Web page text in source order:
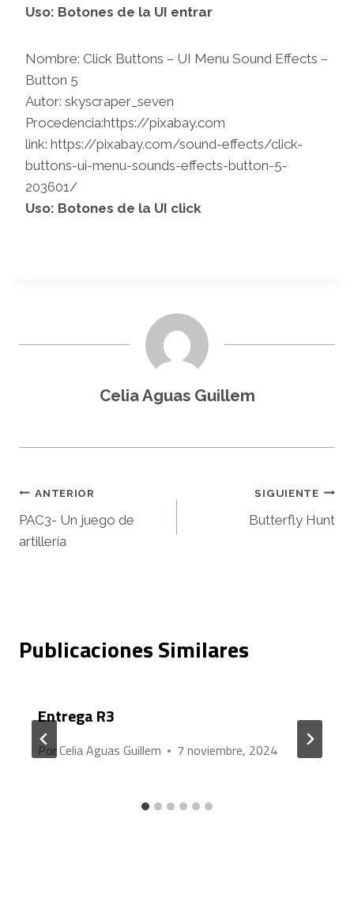
Uso: Botones de la UI entrar
Nombre: Click Buttons – UI Menu Sound Effects –
Button 5
Autor: skyscraper_seven
Procedencia:https://pixabay.com
link: https://pixabay.com/sound-effects/click-
buttons-ui-menu-sounds-effects-button-5-
203601/
Uso: Botones de la UI click
Celia Aguas Guillem
Navegación
de
ANTERIOR
PAC3- Un juego de
artillería
SIGUIENTE
Butterfly Hunt
Publicaciones Similares
Entrega R3
PorCelia Aguas Guillem 7 noviembre, 2024